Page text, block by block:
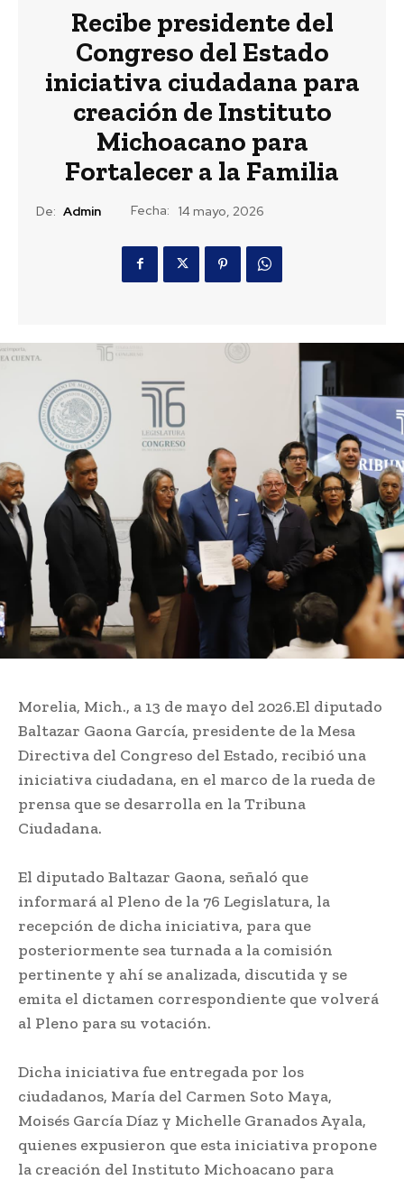
Recibe presidente del
Congreso del Estado
iniciativa ciudadana para
creación de Instituto
Michoacano para
Fortalecer a la Familia
De: Admin Fecha: 14 mayo, 2026
Morelia, Mich., a 13 de mayo del 2026.El diputado
Baltazar Gaona García, presidente de la Mesa
Directiva del Congreso del Estado, recibió una
iniciativa ciudadana, en el marco de la rueda de
prensa que se desarrolla en la Tribuna
Ciudadana.
El diputado Baltazar Gaona, señaló que
informará al Pleno de la 76 Legislatura, la
recepción de dicha iniciativa, para que
posteriormente sea turnada a la comisión
pertinente y ahí se analizada, discutida y se
emita el dictamen correspondiente que volverá
al Pleno para su votación.
Dicha iniciativa fue entregada por los
ciudadanos, María del Carmen Soto Maya,
Moisés García Díaz y Michelle Granados Ayala,
quienes expusieron que esta iniciativa propone
la creación del Instituto Michoacano para